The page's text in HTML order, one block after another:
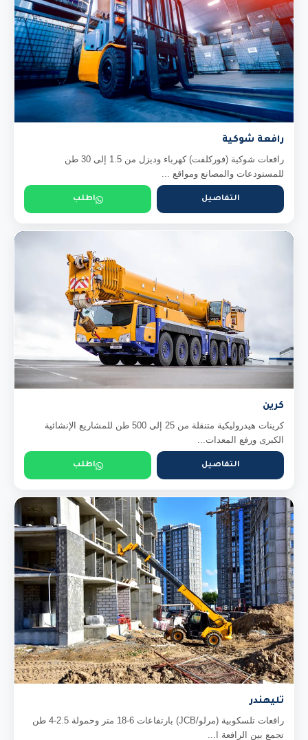
رافعة شوكية
رافعات شوكية (فوركلفت) كهرباء وديزل من 1.5 إلى 30 طن
للمستودعات والمصانع ومواقع ...
التفاصيل اطلب
كرين
كرينات هيدروليكية متنقلة من 25 إلى 500 طن للمشاريع الإنشائية
الكبرى ورفع المعدات...
التفاصيل اطلب
تليهندر
رافعات تلسكوبية (مرلو/JCB) بارتفاعات 6-18 متر وحمولة 2.5-4 طن
تجمع بين الرافعة ا...